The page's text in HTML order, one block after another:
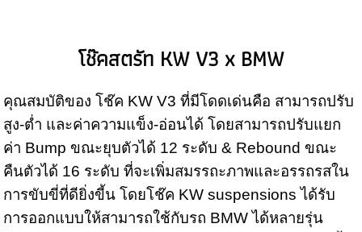
โช๊คสตรัท KW V3 x BMW
คุณสมบัติของ โช๊ค KW V3 ที่มีโดดเด่นคือ สามารถปรับ
สูง-ต่ำ และค่าความแข็ง-อ่อนได้ โดยสามารถปรับแยก
ค่า Bump ขณะยุบตัวได้ 12 ระดับ & Rebound ขณะ
คืนตัวได้ 16 ระดับ ที่จะเพิ่มสมรรถะภาพและอรรถรสใน
การขับขี่ที่ดียิ่งขี้น โดยโช๊ค KW suspensions ได้รับ
การออกแบบให้สามารถใช้กับรถ BMW ได้หลายรุ่น